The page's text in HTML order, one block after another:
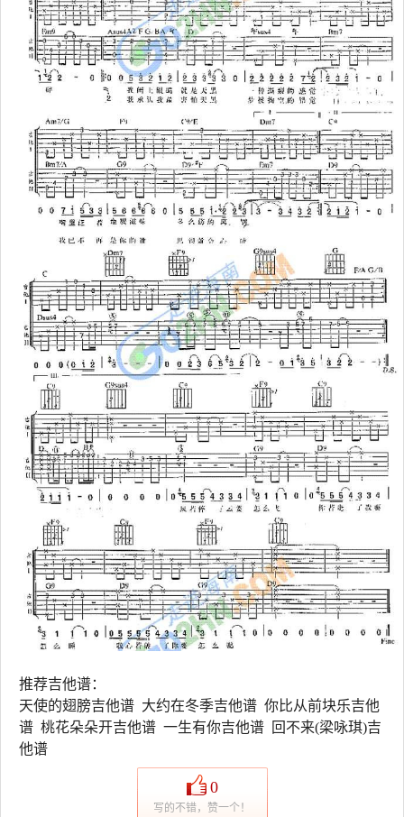
推荐吉他谱：
天使的翅膀吉他谱 大约在冬季吉他谱 你比从前块乐吉他
谱 桃花朵朵开吉他谱 一生有你吉他谱 回不来(梁咏琪)吉
他谱
0
写的不错，赞一个！